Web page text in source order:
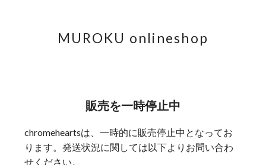
MUROKU onlineshop
販売を一時停止中
chromeheartsは、一時的に販売停止中となってお
ります。発送状況に関しては以下よりお問い合わ
せください。